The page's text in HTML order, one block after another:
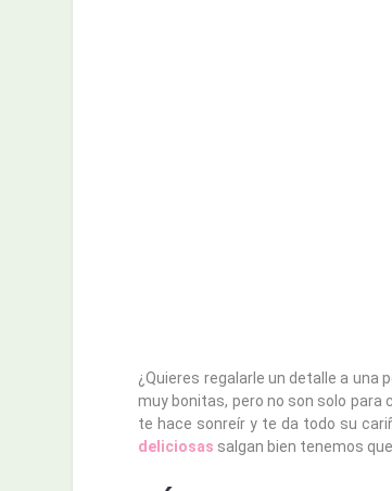
¿Quieres regalarle un detalle a una
muy bonitas, pero no son solo para
te hace sonreír y te da todo su
deliciosas salgan bien tenemos